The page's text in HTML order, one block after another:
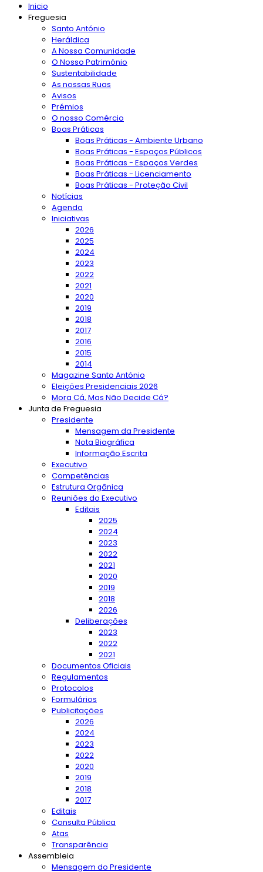
Inicio
Freguesia
Santo António
Heráldica
A Nossa Comunidade
O Nosso Património
Sustentabilidade
As nossas Ruas
Avisos
Prémios
O nosso Comércio
Boas Práticas
Boas Práticas - Ambiente Urbano
Boas Práticas - Espaços Públicos
Boas Práticas - Espaços Verdes
Boas Práticas - Licenciamento
Boas Práticas - Proteção Civil
Notícias
Agenda
Iniciativas
2026
2025
2024
2023
2022
2021
2020
2019
2018
2017
2016
2015
2014
Magazine Santo António
Eleições Presidenciais 2026
Mora Cá, Mas Não Decide Cá?
Junta de Freguesia
Presidente
Mensagem da Presidente
Nota Biográfica
Informação Escrita
Executivo
Competências
Estrutura Orgânica
Reuniões do Executivo
Editais
2025
2024
2023
2022
2021
2020
2019
2018
2026
Deliberações
2023
2022
2021
Documentos Oficiais
Regulamentos
Protocolos
Formulários
Publicitações
2026
2024
2023
2022
2020
2019
2018
2017
Editais
Consulta Pública
Atas
Transparência
Assembleia
Mensagem do Presidente